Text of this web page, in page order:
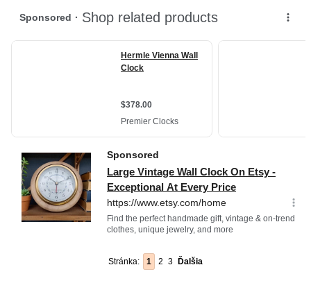
Stránka: 1 2 3 Ďalšia